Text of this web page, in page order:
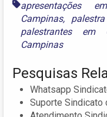
apresentações
Campinas,
palestrantes em
Campinas
Pesquisas
Whatsapp
Suporte Sindicato